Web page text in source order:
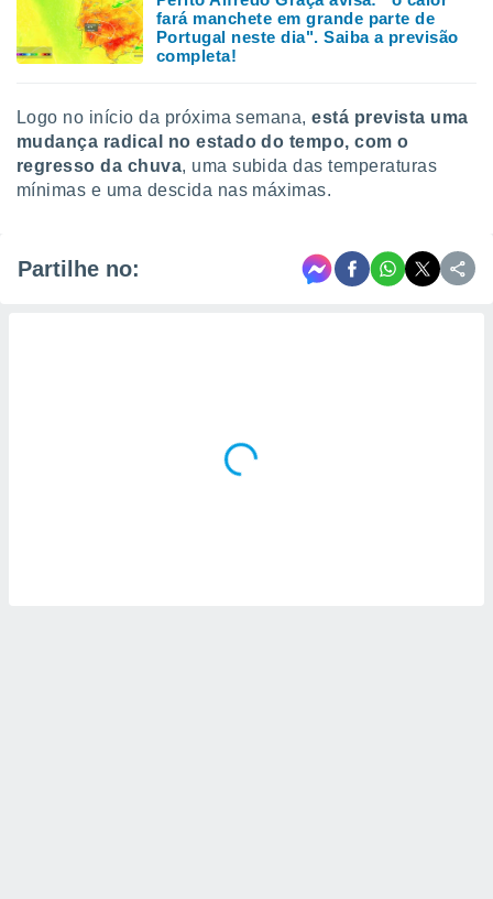
fará manchete em grande parte de
Portugal neste dia". Saiba a previsão
completa!
Logo no início da próxima semana,está prevista uma
mudança radical no estado do tempo, com o
regresso da chuva, uma subida das temperaturas
mínimas e uma descida nas máximas.
Partilhe no: